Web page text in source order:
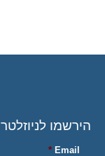
הירשמו לניוזלטר
Email
*